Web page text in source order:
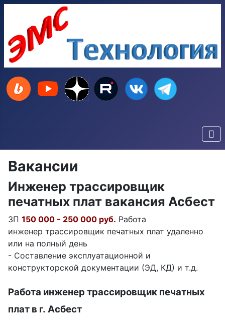
Вакансии
Инженер трассировщик
печатных плат вакансия Асбест
ЗП 150 000 - 250 000 руб. Работа
инженер трассировщик печатных плат удаленно
или на полный день
- Составление эксплуатационной и
конструкторской документации (ЭД, КД) и т.д.
Работа инженер трассировщик печатных
плат в г. Асбест